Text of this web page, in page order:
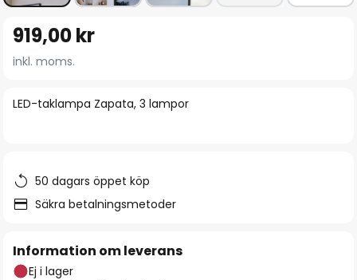
till
början
bildgalleriet
LED-taklampa Zapata, 3 lampor
919,00 kr
inkl. moms.
50 dagars öppet köp
Säkra betalningsmetoder
Information om leverans
Ej i lager